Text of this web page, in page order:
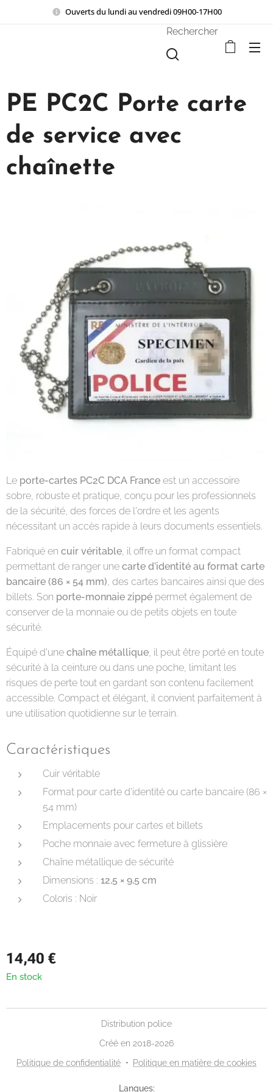
Ouverts du lundi au vendredi 09H00-17H00
Rechercher
PE PC2C Porte carte
de service avec
chaînette
Le porte-cartes PC2C DCA France est un accessoire
sobre, robuste et pratique, conçu pour les professionnels
de la sécurité, des forces de l'ordre et les agents
nécessitant un accès rapide à leurs documents essentiels.
Fabriqué en cuir véritable, il offre un format compact
permettant de ranger une carte d'identité au format carte
bancaire (86 × 54 mm), des cartes bancaires ainsi que des
billets. Son porte-monnaie zippé permet également de
conserver de la monnaie ou de petits objets en toute
sécurité.
Équipé d'une chaîne métallique, il peut être porté en toute
sécurité à la ceinture ou dans une poche, limitant les
risques de perte tout en gardant son contenu facilement
accessible. Compact et élégant, il convient parfaitement à
une utilisation quotidienne sur le terrain.
Caractéristiques
Cuir véritable
Format pour carte d'identité ou carte bancaire (86 ×
54 mm)
Emplacements pour cartes et billets
Poche monnaie avec fermeture à glissière
Chaîne métallique de sécurité
Dimensions : 12,5 × 9,5 cm
Coloris : Noir
14,40 €
En stock
Distribution police
Créé en 2018-2026
Politique de confidentialité
Politique en matière de cookies
Langues